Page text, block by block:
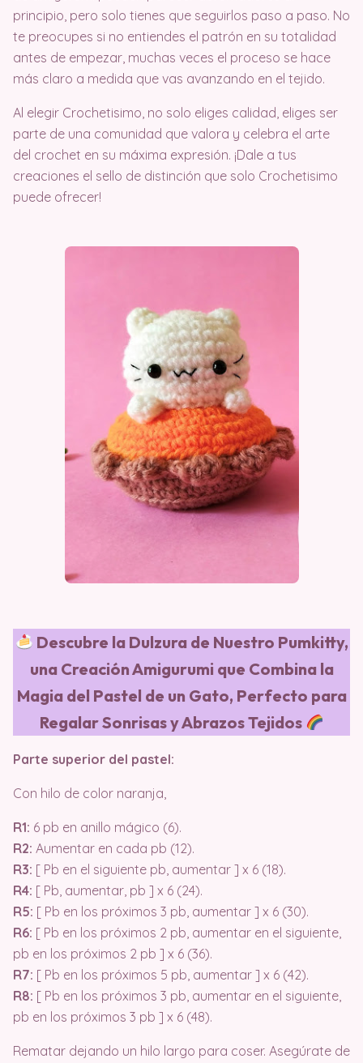
principio, pero solo tienes que seguirlos paso a paso. No
te preocupes si no entiendes el patrón en su totalidad
antes de empezar, muchas veces el proceso se hace
más claro a medida que vas avanzando en el tejido.
Al elegir Crochetisimo, no solo eliges calidad, eliges ser
parte de una comunidad que valora y celebra el arte
del crochet en su máxima expresión. ¡Dale a tus
creaciones el sello de distinción que solo Crochetisimo
puede ofrecer!
Descubre la Dulzura de Nuestro Pumkitty,
una Creación Amigurumi que Combina la
Magia del Pastel de un Gato, Perfecto para
Regalar Sonrisas y Abrazos Tejidos
Parte superior del pastel:
Con hilo de color naranja,
R1: 6 pb en anillo mágico (6).
R2: Aumentar en cada pb (12).
R3: [ Pb en el siguiente pb, aumentar ] x 6 (18).
R4: [ Pb, aumentar, pb ] x 6 (24).
R5: [ Pb en los próximos 3 pb, aumentar ] x 6 (30).
R6: [ Pb en los próximos 2 pb, aumentar en el siguiente,
pb en los próximos 2 pb ] x 6 (36).
R7: [ Pb en los próximos 5 pb, aumentar ] x 6 (42).
R8: [ Pb en los próximos 3 pb, aumentar en el siguiente,
pb en los próximos 3 pb ] x 6 (48).
Rematar dejando un hilo largo para coser. Asegúrate de